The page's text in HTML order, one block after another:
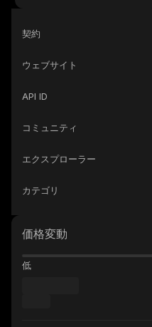
契約
ウェブサイト
API ID
コミュニティ
エクスプローラー
カテゴリ
価格変動
低